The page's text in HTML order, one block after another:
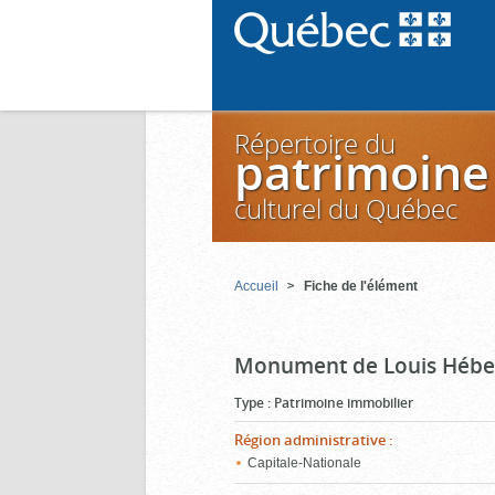
Répertoire du
patrimoine
culturel du Québec
Accueil Fiche de l'élément
Monument de Louis
Type : Patrimoine immobilier
Région administrative :
Capitale-Nationale